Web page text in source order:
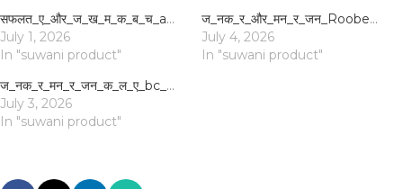
सफलत_ए_और_ज_ख_म_क_ब_च_aviator_hack_apk_क_स_थ_ऑ
July 1, 2026
In "suwani product"
ज_नक_र_और_मन_र_जन_Roobet_apk_क_स_थ_ज_ड_ज_ख
July 4, 2026
In "suwani product"
ज_नक_र_मन_र_जन_क_ल_ए_bc_game_और_ऑनल_इन_क-10553922
July 3, 2026
In "suwani product"